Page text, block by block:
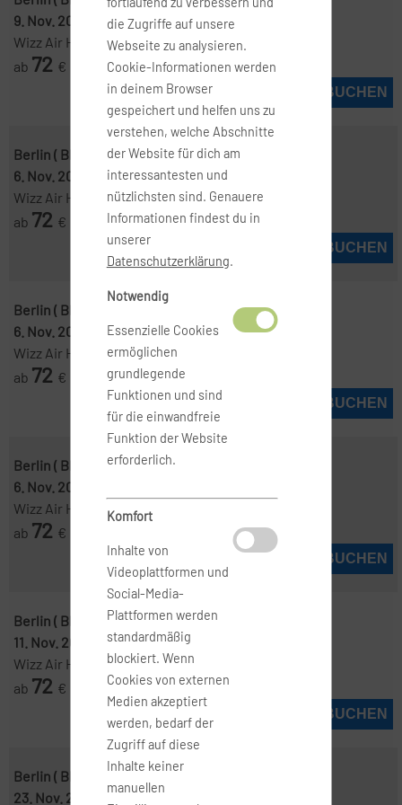
9. Nov. 2026
11. Nov. 2026
Wizz Air Hungary
ab 72 €
JETZT BUCHEN
Berlin ( BER )
Sofia ( SOF )
6. Nov. 2026
11. Nov. 2026
Wizz Air Hungary
ab 72 €
JETZT BUCHEN
Berlin ( BER )
Sofia ( SOF )
6. Nov. 2026
9. Nov. 2026
Wizz Air Hungary
ab 72 €
JETZT BUCHEN
Berlin ( BER )
Sofia ( SOF )
6. Nov. 2026
Wizz Air Hungary
ab 72 €
JETZT BUCHEN
Berlin ( BER )
Sofia ( SOF )
11. Nov. 2026
23. Nov. 2026
Wizz Air Hungary
ab 72 €
JETZT BUCHEN
Berlin ( BER )
Sofia ( SOF )
23. Nov. 2026
25. Nov. 2026
die Zugriffe auf unsere
Webseite zu analysieren.
Cookie-Informationen werden
in deinem Browser
gespeichert und helfen uns zu
verstehen, welche Abschnitte
der Website für dich am
interessantesten und
nützlichsten sind. Genauere
Informationen findest du in
unserer
Datenschutzerklärung.
Notwendig
Essenzielle Cookies
ermöglichen
grundlegende
Funktionen und sind
für die einwandfreie
Funktion der Website
erforderlich.
Komfort
Inhalte von
Videoplattformen und
Social-Media-
Plattformen werden
standardmäßig
blockiert. Wenn
Cookies von externen
Medien akzeptiert
werden, bedarf der
Zugriff auf diese
Inhalte keiner
manuellen